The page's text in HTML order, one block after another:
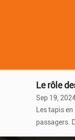
1. Revêtement antidérapant spécial Tapis de bac à papier
Le rôle
Sep 19,
Les tapis
passagers.